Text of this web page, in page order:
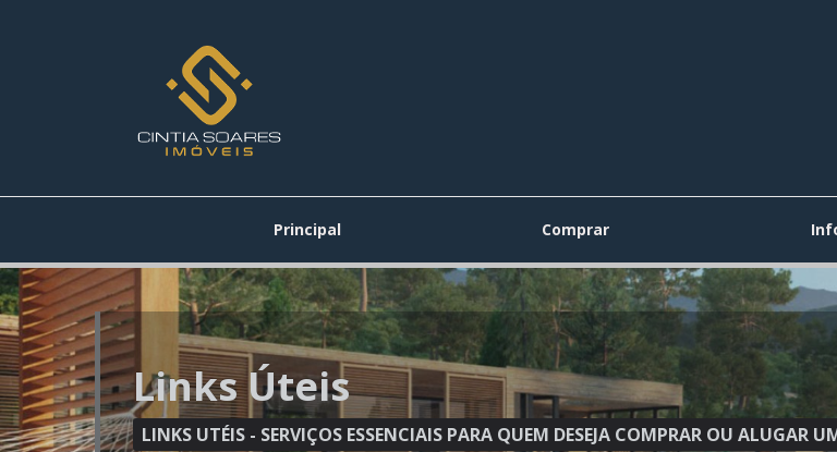
Principal Comprar
Links Úteis
LINKS UTÉIS - SERVIÇOS ESSENCIAIS PARA QUEM DESEJA COMPRAR OU ALUGAR